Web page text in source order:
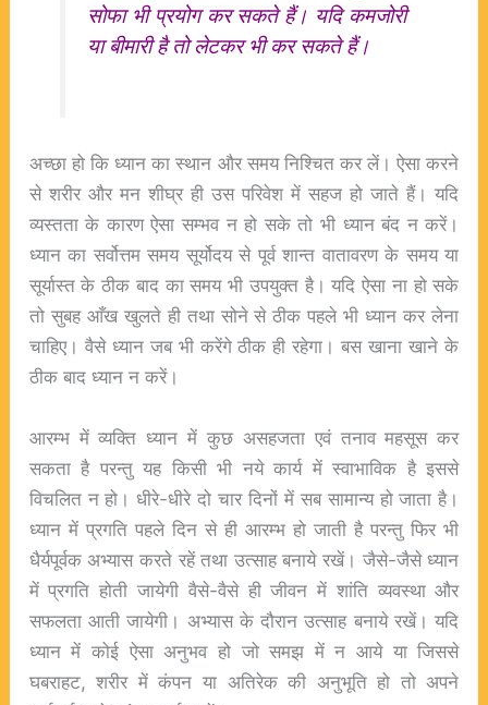
सोफा भी प्रयोग कर सकते हैं। यदि कमजोरी
या बीमारी है तो लेटकर भी कर सकते हैं।
अच्छा हो कि ध्यान का स्थान और समय निश्चित कर लें। ऐसा करने
से शरीर और मन शीघ्र ही उस परिवेश में सहज हो जाते हैं। यदि
व्यस्तता के कारण ऐसा सम्भव न हो सके तो भी ध्यान बंद न करें।
ध्यान का सर्वोत्तम समय सूर्योदय से पूर्व शान्त वातावरण के समय या
सूर्यास्त के ठीक बाद का समय भी उपयुक्त है। यदि ऐसा ना हो सके
तो सुबह आँख खुलते ही तथा सोने से ठीक पहले भी ध्यान कर लेना
चाहिए। वैसे ध्यान जब भी करेंगे ठीक ही रहेगा। बस खाना खाने के
ठीक बाद ध्यान न करें।
आरम्भ में व्यक्ति ध्यान में कुछ असहजता एवं तनाव महसूस कर
सकता है परन्तु यह किसी भी नये कार्य में स्वाभाविक है इससे
विचलित न हो। धीरे-धीरे दो चार दिनों में सब सामान्य हो जाता है।
ध्यान में प्रगति पहले दिन से ही आरम्भ हो जाती है परन्तु फिर भी
धैर्यपूर्वक अभ्यास करते रहें तथा उत्साह बनाये रखें। जैसे-जैसे ध्यान
में प्रगति होती जायेगी वैसे-वैसे ही जीवन में शांति व्यवस्था और
सफलता आती जायेगी। अभ्यास के दौरान उत्साह बनाये रखें। यदि
ध्यान में कोई ऐसा अनुभव हो जो समझ में न आये या जिससे
घबराहट, शरीर में कंपन या अतिरेक की अनुभूति हो तो अपने